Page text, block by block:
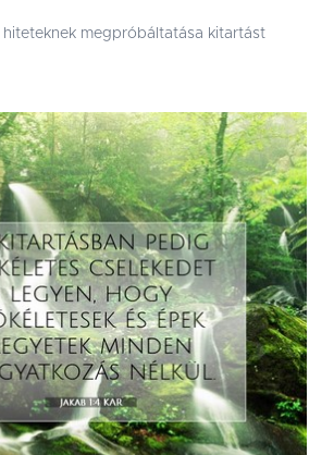
hiteteknek megpróbáltatása kitartást